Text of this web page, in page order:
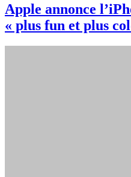
Apple annonce
« plus fun et plus